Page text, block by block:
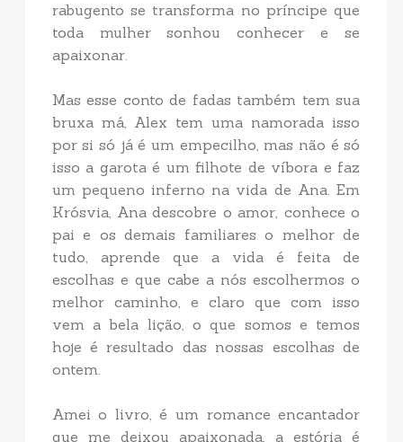
rabugento se transforma no príncipe que
toda mulher sonhou conhecer e se
apaixonar.
Mas esse conto de fadas também tem sua
bruxa má, Alex tem uma namorada isso
por si só já é um empecilho, mas não é só
isso a garota é um filhote de víbora e faz
um pequeno inferno na vida de Ana. Em
Krósvia, Ana descobre o amor, conhece o
pai e os demais familiares o melhor de
tudo, aprende que a vida é feita de
escolhas e que cabe a nós escolhermos o
melhor caminho, e claro que com isso
vem a bela lição, o que somos e temos
hoje é resultado das nossas escolhas de
ontem.
Amei o livro, é um romance encantador
que me deixou apaixonada, a estória é